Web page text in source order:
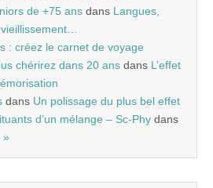
de +75 ans dans Langues,
: créez le carnet de voyage
chérirez dans 20 ans dans L’effet
dans Un polissage du plus bel effet
d’un mélange – Sc-Phy dans
»